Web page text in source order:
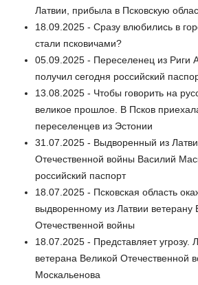
Латвии, прибыла в Псковскую
18.09.2025 - Сразу влюбились в
стали псковичами?
05.09.2025 - Переселенец из Риги
получил сегодня российский
13.08.2025 - Чтобы говорить на
великое прошлое. В Псков
переселенцев из Эстонии
31.07.2025 - Выдворенный из
Отечественной войны Василий
российский паспорт
18.07.2025 - Псковская область
выдворенному из Латвии ветерану
Отечественной войны
18.07.2025 - Представляет угрозу.
ветерана Великой Отечественной
Москальенова